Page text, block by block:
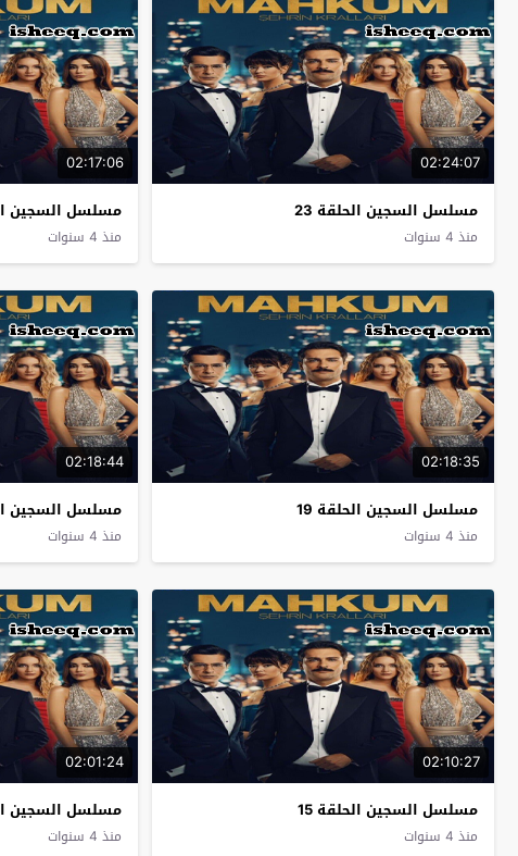
02:24:07
مسلسل السجين الحلقة 23
منذ 4 سنوات
02:17:06
مسلسل السجين
منذ 4 سنوات
02:18:35
مسلسل السجين الحلقة 19
منذ 4 سنوات
02:18:44
مسلسل السجين
منذ 4 سنوات
02:10:27
مسلسل السجين الحلقة 15
منذ 4 سنوات
02:01:24
مسلسل السجين
منذ 4 سنوات